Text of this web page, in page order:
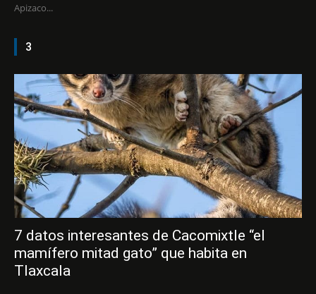
Apizaco...
3
7 datos interesantes de Cacomixtle “el
mamífero mitad gato” que habita en
Tlaxcala